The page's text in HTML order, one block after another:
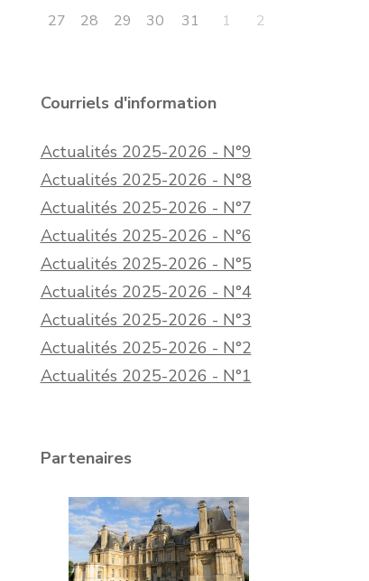
27
28 29 30 31 1 2
Courriels d'information
Actualités 2025-2026 - N°9
Actualités 2025-2026 - N°8
Actualités 2025-2026 - N°7
Actualités 2025-2026 - N°6
Actualités 2025-2026 - N°5
Actualités 2025-2026 - N°4
Actualités 2025-2026 - N°3
Actualités 2025-2026 - N°2
Actualités 2025-2026 - N°1
Partenaires